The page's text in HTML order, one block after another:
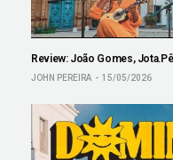
Review: João Gomes,
JOHN PEREIRA 15/05/2026